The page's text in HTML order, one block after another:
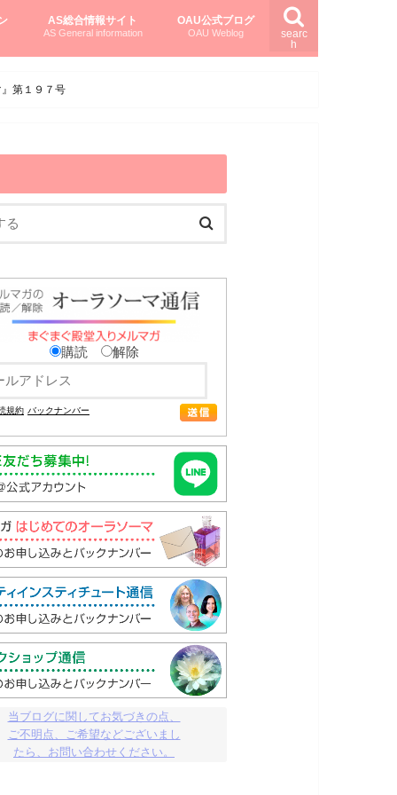
searc
h
AS総合情報サイト
AS General information
OAU公式ブログ
OAU Weblog
第１９７号
購読 解除
規約 バックナンバー
当ブログに関してお気づきの点、
ご不明点、ご希望などございまし
たら、お問い合わせください。